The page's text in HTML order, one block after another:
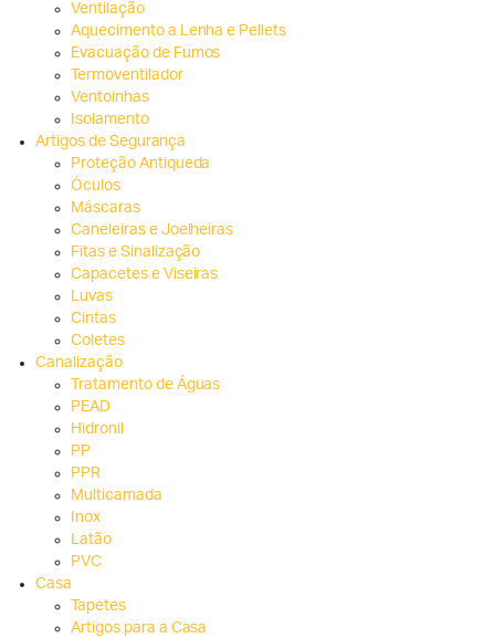
Ventilação
Aquecimento a Lenha e Pellets
Evacuação de Fumos
Termoventilador
Ventoinhas
Isolamento
Artigos de Segurança
Proteção Antiqueda
Óculos
Máscaras
Caneleiras e Joelheiras
Fitas e Sinalização
Capacetes e Viseiras
Luvas
Cintas
Coletes
Canalização
Tratamento de Águas
PEAD
Hidronil
PP
PPR
Multicamada
Inox
Latão
PVC
Casa
Tapetes
Artigos para a Casa